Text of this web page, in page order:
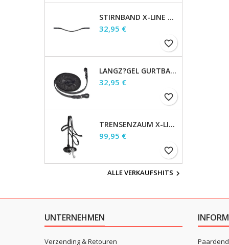
STIRNBAND X-LINE GLAM, SCHWARZ, SAPHIRBLAU/DUNKELBLAU/SIBER,
Preis
32,95 €
favorite_border
LANGZ?GEL GURTBAND 4M, X-LINE, 19 MM, SCHWARZ
Preis
32,95 €
favorite_border
TRENSENZAUM X-LINE HACKAMORE, BRAUN, WB
Preis
99,95 €
favorite_border
ALLE VERKAUFSHITS 
UNTERNEHMEN
Verzending & Retouren